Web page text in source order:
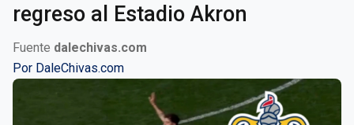
regreso al Estadio Akron
Fuente dalechivas.com
Por DaleChivas.com